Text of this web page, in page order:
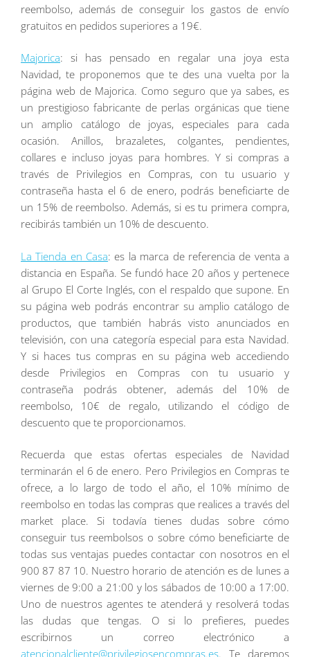
reembolso, además de conseguir los gastos de envío
gratuitos en pedidos superiores a 19€.
Majorica: si has pensado en regalar una joya esta
Navidad, te proponemos que te des una vuelta por la
página web de Majorica. Como seguro que ya sabes, es
un prestigioso fabricante de perlas orgánicas que tiene
un amplio catálogo de joyas, especiales para cada
ocasión. Anillos, brazaletes, colgantes, pendientes,
collares e incluso joyas para hombres. Y si compras a
través de Privilegios en Compras, con tu usuario y
contraseña hasta el 6 de enero, podrás beneficiarte de
un 15% de reembolso. Además, si es tu primera compra,
recibirás también un 10% de descuento.
La Tienda en Casa: es la marca de referencia de venta a
distancia en España. Se fundó hace 20 años y pertenece
al Grupo El Corte Inglés, con el respaldo que supone. En
su página web podrás encontrar su amplio catálogo de
productos, que también habrás visto anunciados en
televisión, con una categoría especial para esta Navidad.
Y si haces tus compras en su página web accediendo
desde Privilegios en Compras con tu usuario y
contraseña podrás obtener, además del 10% de
reembolso, 10€ de regalo, utilizando el código de
descuento que te proporcionamos.
Recuerda que estas ofertas especiales de Navidad
terminarán el 6 de enero. Pero Privilegios en Compras te
ofrece, a lo largo de todo el año, el 10% mínimo de
reembolso en todas las compras que realices a través del
market place. Si todavía tienes dudas sobre cómo
conseguir tus reembolsos o sobre cómo beneficiarte de
todas sus ventajas puedes contactar con nosotros en el
900 87 87 10. Nuestro horario de atención es de lunes a
viernes de 9:00 a 21:00 y los sábados de 10:00 a 17:00.
Uno de nuestros agentes te atenderá y resolverá todas
las dudas que tengas. O si lo prefieres, puedes
escribirnos un correo electrónico a
atencionalcliente@privilegiosencompras.es. Te daremos